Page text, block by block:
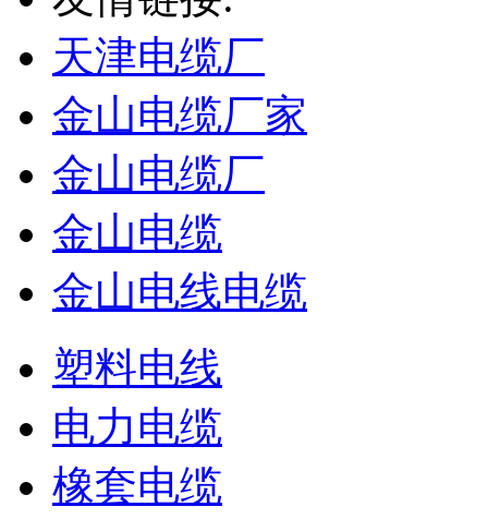
天津电缆厂
金山电缆厂家
金山电缆厂
金山电缆
金山电线电缆
塑料电线
电力电缆
橡套电缆